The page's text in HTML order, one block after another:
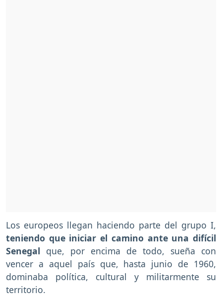
Los europeos llegan haciendo parte del grupo I,
teniendo que iniciar el camino ante una difícil
Senegal que, por encima de todo, sueña con
vencer a aquel país que, hasta junio de 1960,
dominaba política, cultural y militarmente su
territorio.